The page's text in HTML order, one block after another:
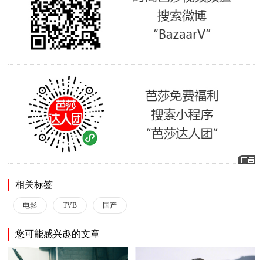
相关标签
电影 TVB 国产
您可能感兴趣的文章